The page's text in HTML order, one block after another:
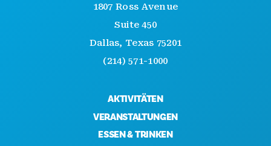
1807 Ross Avenue
Suite 450
Dallas, Texas 75201
(214) 571-1000
AKTIVITÄTEN
VERANSTALTUNGEN
ESSEN & TRINKEN